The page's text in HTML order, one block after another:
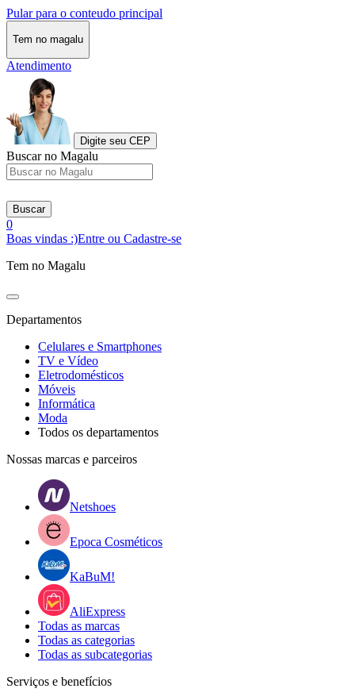
Pular para o conteudo principal
Tem no magalu
Atendimento
Digite seu CEP
Buscar no Magalu
Buscar
0
Boas vindas :)Entre ou Cadastre-se
Tem no Magalu
Departamentos
Celulares e Smartphones
TV e Vídeo
Eletrodomésticos
Móveis
Informática
Moda
Todos os departamentos
Nossas marcas e parceiros
Netshoes
Epoca Cosméticos
KaBuM!
AliExpress
Todas as marcas
Todas as categorias
Todas as subcategorias
Serviços e benefícios